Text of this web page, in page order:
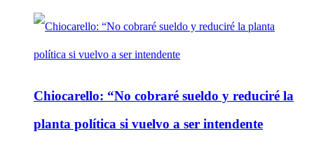
Chiocarello: “No cobraré sueldo y reduciré la
planta política si vuelvo a ser intendente